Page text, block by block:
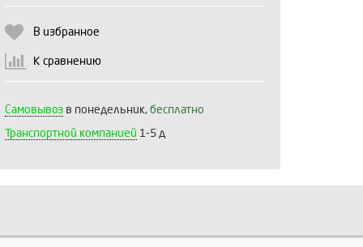
В избранное
К сравнению
Самовывоз в понедельник, бесплатно
Транспортной компанией 1-5 д